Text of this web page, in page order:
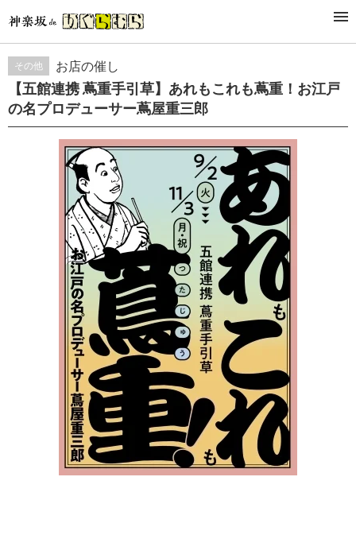
กิจกรรม
その他 お店の催し
【五館連携 蔦重手引草】あれもこれも蔦重！お江戸
の名プロデューサー蔦屋重三郎